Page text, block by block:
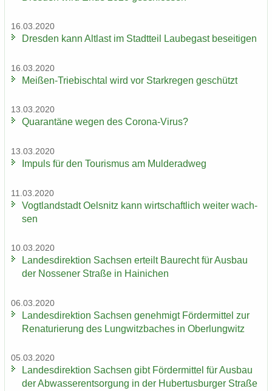
16.03.2020
Dres­den kann Alt­last im Stadt­teil Lau­be­gast be­sei­ti­gen
16.03.2020
Meißen-​Triebischtal wird vor Stark­re­gen ge­schützt
13.03.2020
Qua­ran­tä­ne wegen des Corona-​Virus?
13.03.2020
Im­puls für den Tou­ris­mus am Mul­derad­weg
11.03.2020
Vogt­land­stadt Oels­nitz kann wirt­schaft­lich wei­ter wach­
sen
10.03.2020
Lan­des­di­rek­ti­on Sach­sen er­teilt Bau­recht für Aus­bau
der Nos­se­ner Stra­ße in Hai­ni­chen
06.03.2020
Lan­des­di­rek­ti­on Sach­sen ge­neh­migt För­der­mit­tel zur
Re­na­tu­rie­rung des Lung­witz­ba­ches in Ober­lung­witz
05.03.2020
Lan­des­di­rek­ti­on Sach­sen gibt För­der­mit­tel für Aus­bau
der Ab­was­ser­ent­sor­gung in der Hu­ber­tus­bur­ger Stra­ße